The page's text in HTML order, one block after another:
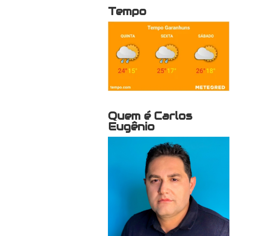
Tempo
Quem é Carlos
Eugênio